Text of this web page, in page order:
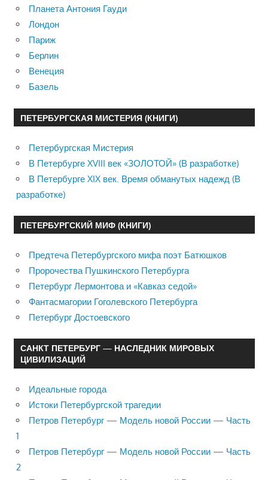
Планета Антония Гауди
Лондон
Париж
Берлин
Венеция
Базель
ПЕТЕРБУРГСКАЯ МИСТЕРИЯ (КНИГИ)
Петербургская Мистерия
В Петербурге XVIII век «ЗОЛОТОЙ» (В разработке)
В Петербурге XIX век. Время обманутых надежд (В
разработке)
ПЕТЕРБУРГСКИЙ МИФ (КНИГИ)
Предтеча Петербургского мифа поэт Батюшков
Пророчества Пушкинского Петербурга
Петербург Лермонтова и «Кавказ седой»
Фантасмагории Гоголевского Петербурга
Петербург Достоевского
САНКТ ПЕТЕРБУРГ — НАСЛЕДНИК МИРОВЫХ
ЦИВИЛИЗАЦИЙ
Идеальные города
Истоки Петербургской трагедии
Петров Петербург — Модель новой России — Часть
1
Петров Петербург — Модель новой России — Часть
2